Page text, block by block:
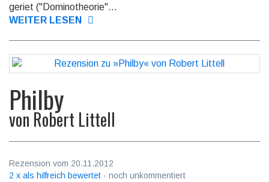
geriet ("Dominotheorie"...
WEITER LESEN
Philby
von Robert Littell
Rezension vom 20.11.2012
2 x als hilfreich bewertet · noch unkommentiert